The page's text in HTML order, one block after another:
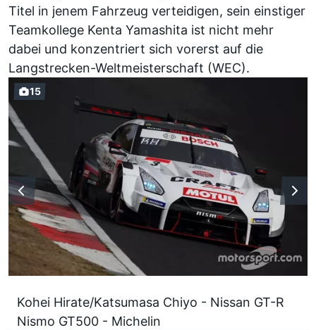
Titel in jenem Fahrzeug verteidigen, sein einstiger
Teamkollege Kenta Yamashita ist nicht mehr
dabei und konzentriert sich vorerst auf die
Langstrecken-Weltmeisterschaft (WEC).
Kohei Hirate/Katsumasa Chiyo - Nissan GT-R
Nismo GT500 - Michelin
15